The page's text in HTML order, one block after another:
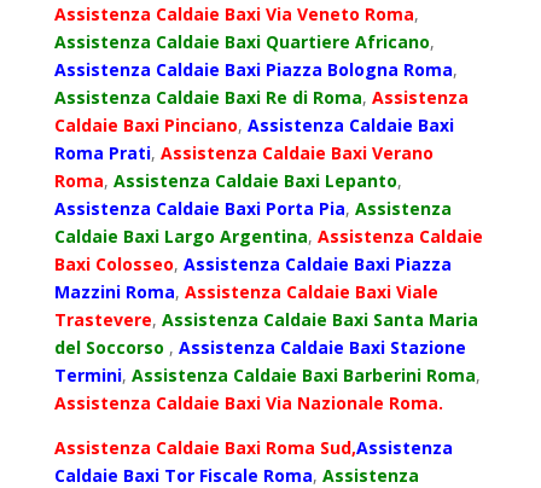
Assistenza Caldaie Baxi Via Veneto Roma,
Assistenza Caldaie Baxi Quartiere Africano,
Assistenza Caldaie Baxi Piazza Bologna Roma,
Assistenza Caldaie Baxi Re di Roma, Assistenza
Caldaie Baxi Pinciano, Assistenza Caldaie Baxi
Roma Prati, Assistenza Caldaie Baxi Verano
Roma, Assistenza Caldaie Baxi Lepanto,
Assistenza Caldaie Baxi Porta Pia, Assistenza
Caldaie Baxi Largo Argentina, Assistenza Caldaie
Baxi Colosseo, Assistenza Caldaie Baxi Piazza
Mazzini Roma, Assistenza Caldaie Baxi Viale
Trastevere, Assistenza Caldaie Baxi Santa Maria
del Soccorso , Assistenza Caldaie Baxi Stazione
Termini, Assistenza Caldaie Baxi Barberini Roma,
Assistenza Caldaie Baxi Via Nazionale Roma.
Assistenza Caldaie Baxi Roma Sud,Assistenza
Caldaie Baxi Tor Fiscale Roma, Assistenza